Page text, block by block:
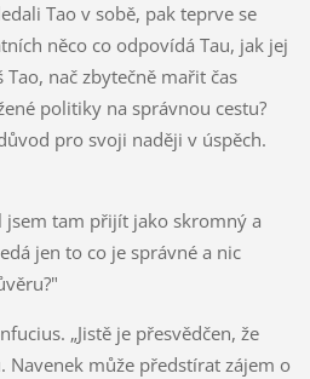
Tao v sobě, pak teprve se
něco co odpovídá Tau, jak jej
nač zbytečně mařit čas
politiky na správnou cestu?
pro svoji naději v úspěch.
jsem tam přijít jako skromný a
jen to co je správné a nic
„Jistě je přesvědčen, že
Navenek může předstírat zájem o